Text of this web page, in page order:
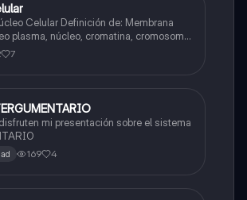
de: Membrana
plasma, núcleo, cromatina, cromosoma
de la interfase
7
mi presentación sobre el sistema
169 4